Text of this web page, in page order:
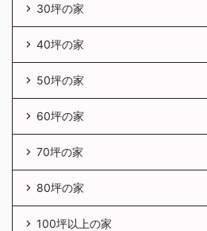
30坪の家
40坪の家
50坪の家
60坪の家
70坪の家
80坪の家
100坪以上の家